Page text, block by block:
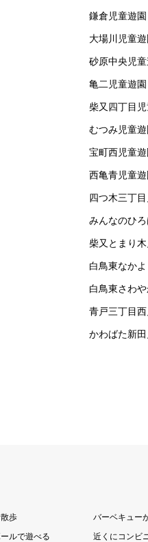
鎌倉児童遊園
大場川児童
砂原中央児
亀二児童遊園
柴又四丁目
むつみ児童
宝町西児童
西亀青児童
四つ木三丁
みんなのひ
柴又とまり
白鳥東なか
白鳥東さわ
青戸三丁目
かわばた新
歩 バーベキュー
ルで遊べる 近くにコンビ